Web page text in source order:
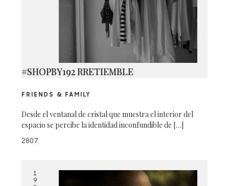
#SHOPBY192 RRETIEMBLE
FRIENDS & FAMILY
Desde el ventanal de cristal que muestra el interior del
espacio se percibe la identidad inconfundible de […]
2807
1
9